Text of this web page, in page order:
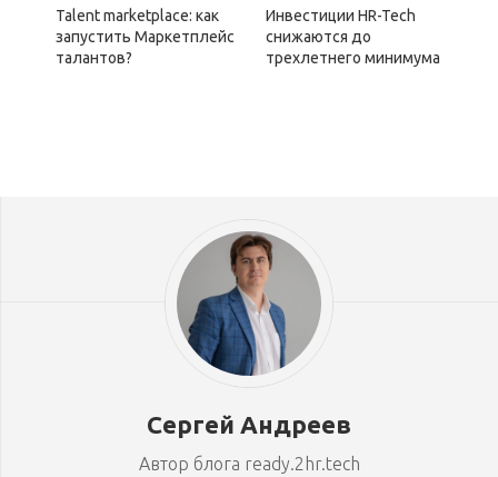
Talent marketplace: как
запустить Маркетплейс
талантов?
Инвестиции HR-Tech
снижаются до
трехлетнего минимума
Сергей Андреев
Автор блога ready.2hr.tech